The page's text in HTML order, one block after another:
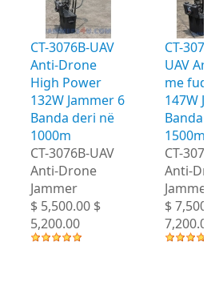
CT-3076B-UAV
Anti-Drone
High Power
132W Jammer 6
Banda deri në
1000m
CT-3076B-UAV
Anti-Drone
Jammer
$ 5,500.00 $
5,200.00
CT-
UAV
me fuqi
147W
Banda
1500m
CT-
Anti-
Jammer
$
7,200.00